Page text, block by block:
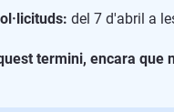
del 7 d'abril a
termini, encara